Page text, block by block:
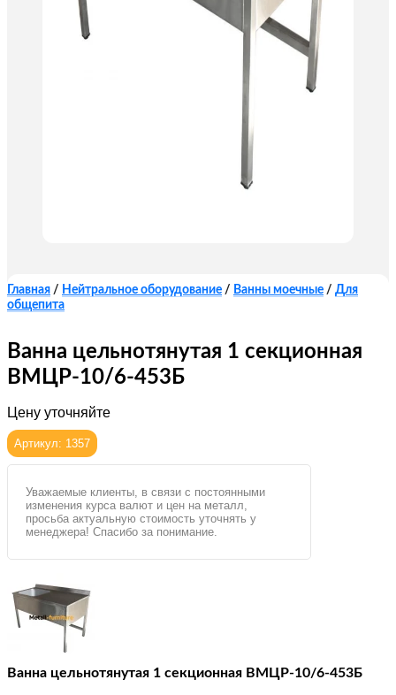
Главная / Нейтральное оборудование / Ванны моечные / Для
общепита
Ванна цельнотянутая 1 секционная
ВМЦР-10/6-453Б
Цену уточняйте
Артикул: 1357
Уважаемые клиенты, в связи с постоянными
изменения курса валют и цен на металл,
просьба актуальную стоимость уточнять у
менеджера! Спасибо за понимание.
Ванна цельнотянутая 1 секционная ВМЦР-10/6-453Б